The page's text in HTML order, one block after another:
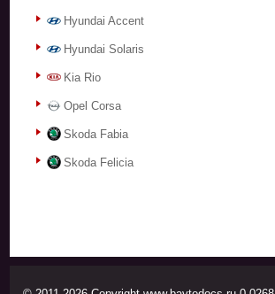
Hyundai Accent
Hyundai Solaris
Kia Rio
Opel Corsa
Skoda Fabia
Skoda Felicia